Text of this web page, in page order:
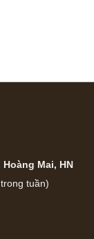
Mai, HN
tuần)